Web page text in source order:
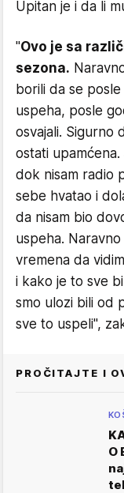
Upitan je i da li
"Ovo je sa
sezona.
borili da se
uspeha, posle
osvajali. Sigurno
ostati
dok nisam radio
sebe hvatao i
da nisam bio
uspeha.
vremena da
i kako je to sve
smo ulozi bili od
sve to uspeli",
PROČITAJTE I
O